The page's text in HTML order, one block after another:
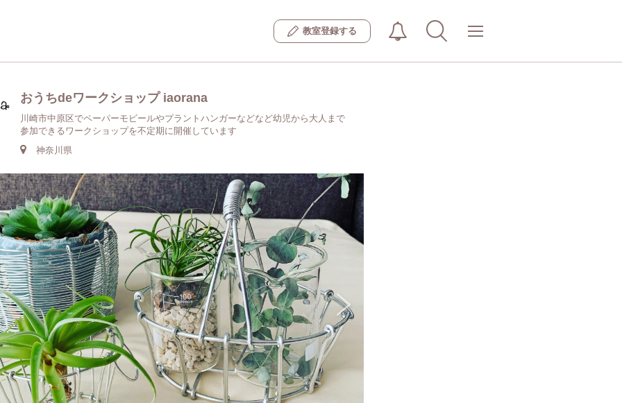
教室登録する
おうちdeワークショップ iaorana
川崎市中原区でペーパーモビールやプラントハンガーなどなど幼児から大人まで
参加できるワークショップを不定期に開催しています
神奈川県